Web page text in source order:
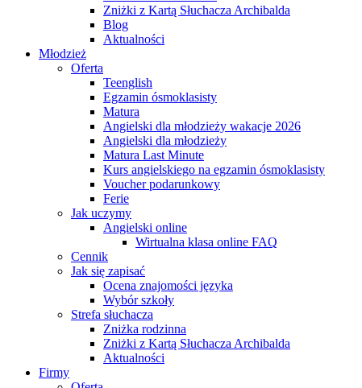
Zniżki z Kartą Słuchacza Archibalda
Blog
Aktualności
Młodzież
Oferta
Teenglish
Egzamin ósmoklasisty
Matura
Angielski dla młodzieży wakacje 2026
Angielski dla młodzieży
Matura Last Minute
Kurs angielskiego na egzamin ósmoklasisty
Voucher podarunkowy
Ferie
Jak uczymy
Angielski online
Wirtualna klasa online FAQ
Cennik
Jak się zapisać
Ocena znajomości języka
Wybór szkoły
Strefa słuchacza
Zniżka rodzinna
Zniżki z Kartą Słuchacza Archibalda
Aktualności
Firmy